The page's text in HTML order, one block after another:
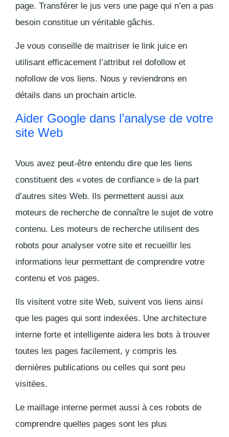
page. Transférer le jus vers une page qui n’en a pas
besoin constitue un véritable gâchis.
Je vous conseille de maitriser le link juice en
utilisant efficacement l’attribut rel dofollow et
nofollow de vos liens. Nous y reviendrons en
détails dans un prochain article.
Aider Google dans l’analyse de votre
site Web
Vous avez peut-être entendu dire que les liens
constituent des « votes de confiance » de la part
d’autres sites Web. Ils permettent aussi aux
moteurs de recherche de connaître le sujet de votre
contenu. Les moteurs de recherche utilisent des
robots pour analyser votre site et recueillir les
informations leur permettant de comprendre votre
contenu et vos pages.
Ils visitent votre site Web, suivent vos liens ainsi
que les pages qui sont indexées. Une architecture
interne forte et intelligente aidera les bots à trouver
toutes les pages facilement, y compris les
dernières publications ou celles qui sont peu
visitées.
Le maillage interne permet aussi à ces robots de
comprendre quelles pages sont les plus